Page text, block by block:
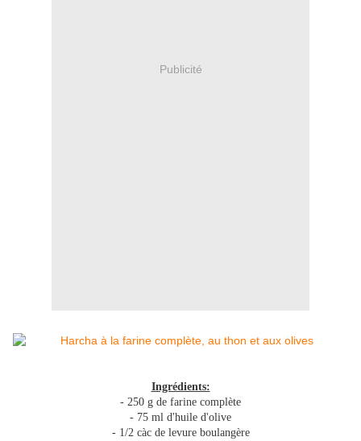
Publicité
Ingrédients:
- 250 g de farine complète
- 75 ml d'huile d'olive
- 1/2 càc de levure boulangère